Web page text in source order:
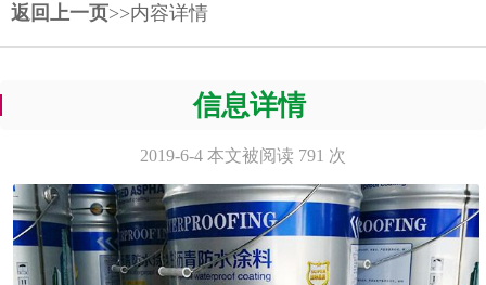
返回上一页>>内容详情
信息详情
2019-6-4 本文被阅读 791 次